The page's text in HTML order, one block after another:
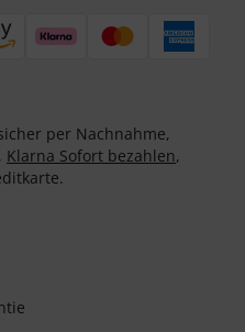
per Nachnahme,
Klarna Sofort bezahlen,